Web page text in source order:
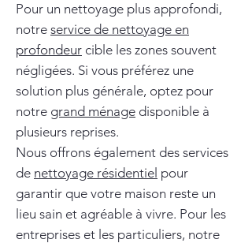
Pour un nettoyage plus approfondi,
notre service de nettoyage en
profondeur cible les zones souvent
négligées. Si vous préférez une
solution plus générale, optez pour
notre grand ménage disponible à
plusieurs reprises.
Nous offrons également des services
de nettoyage résidentiel pour
garantir que votre maison reste un
lieu sain et agréable à vivre. Pour les
entreprises et les particuliers, notre